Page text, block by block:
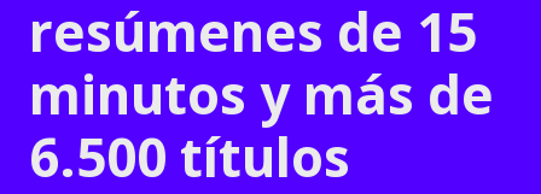
resúmenes de 15
minutos y más de
6.500 títulos